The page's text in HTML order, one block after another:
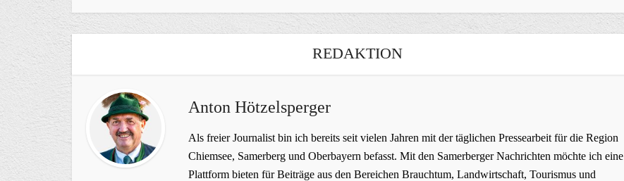
REDAKTION
Anton Hötzelsperger
Als freier Journalist bin ich bereits seit vielen Jahren mit der täglichen Pressearbeit für die Region
Chiemsee, Samerberg und Oberbayern befasst. Mit den Samerberger Nachrichten möchte ich eine
Plattform bieten für Beiträge aus den Bereichen Brauchtum, Landwirtschaft, Tourismus und